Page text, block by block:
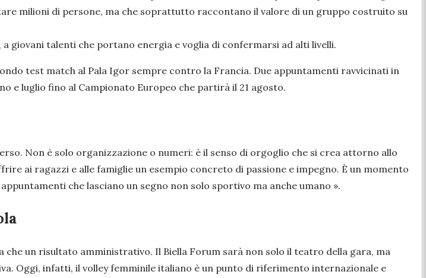
milioni di persone, ma che soprattutto raccontano il valore di un gruppo costruito su
giovani talenti che portano energia e voglia di confermarsi ad alti livelli.
test match al Pala Igor sempre contro la Francia. Due appuntamenti ravvicinati in
e luglio fino al Campionato Europeo che partirà il 21 agosto.
Non è solo organizzazione o numeri: è il senso di orgoglio che si crea attorno allo
ai ragazzi e alle famiglie un esempio concreto di passione e impegno. È un momento
che lasciano un segno non solo sportivo ma anche umano ».
che un risultato amministrativo. Il Biella Forum sarà non solo il teatro della gara, ma
Oggi, infatti, il volley femminile italiano è un punto di riferimento internazionale e